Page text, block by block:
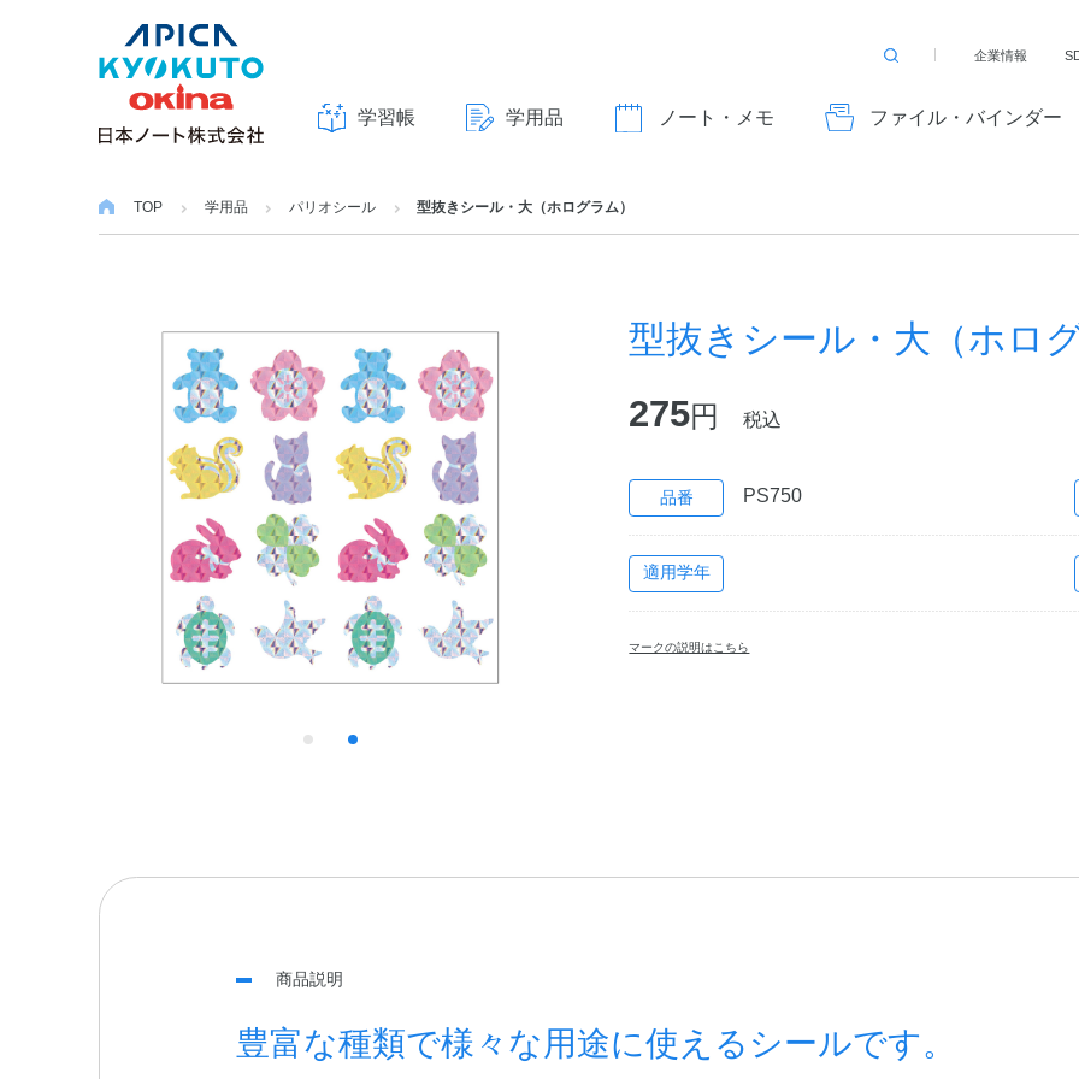
学習帳 学用品 ノート・メモ ファイル・バインダー
検
る
企業情報
TOP 学用品 パリオシール 型抜きシール・大（ホログラム）
型抜きシール・大（ホロ
275円 税込
品番 PS750
適用学年
マークの説明はこちら
商品説明
豊富な種類で様々な用途に使えるシールです。